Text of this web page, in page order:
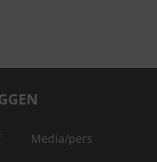
Media/pers